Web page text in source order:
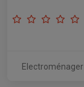
Electroménager